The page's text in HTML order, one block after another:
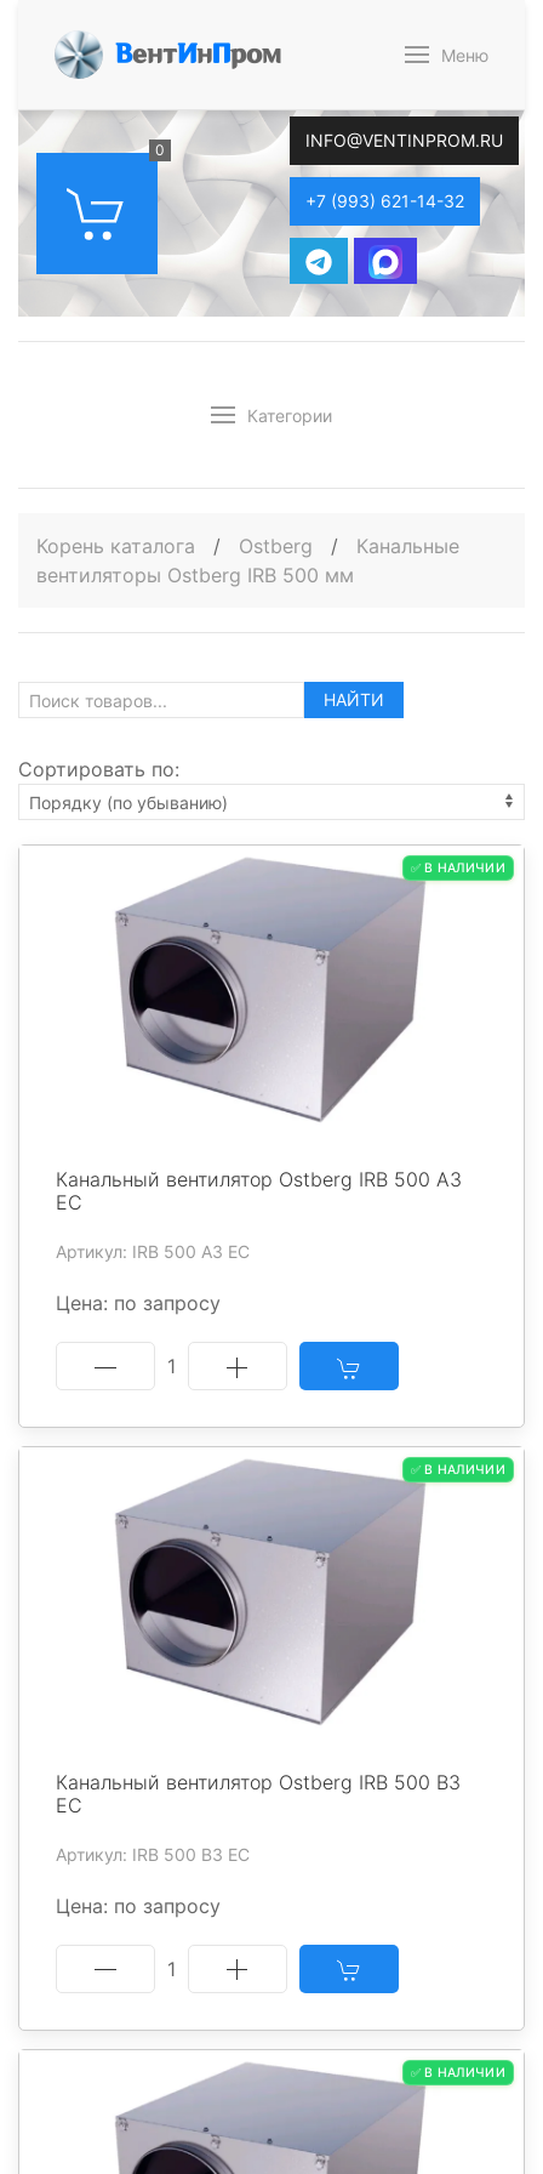
ВентИнПром Меню
0 INFO@VENTINPROM.RU
+7 (993) 621-14-32
Категории
Корень каталога / Ostberg /
Канальные
вентиляторы Ostberg IRB 500 мм
НАЙТИ
Сортировать по:
✅ В НАЛИЧИИ
Канальный вентилятор Ostberg IRB 500 A3
EC
Артикул: IRB 500 A3 EC
Цена: по запросу
1
✅ В НАЛИЧИИ
Канальный вентилятор Ostberg IRB 500 B3
EC
Артикул: IRB 500 B3 EC
Цена: по запросу
1
✅ В НАЛИЧИИ